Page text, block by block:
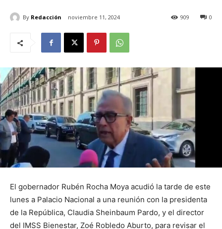
By Redacción noviembre 11, 2024 0
909
El gobernador Rubén Rocha Moya acudió la tarde de este
lunes a Palacio Nacional a una reunión con la presidenta
de la República, Claudia Sheinbaum Pardo, y el director
del IMSS Bienestar, Zoé Robledo Aburto, para revisar el